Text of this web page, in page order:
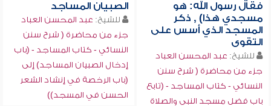
فقال رسول الله: هو
مسجدي هذا) , ذكر
المسجد الذي أسس على
التقوى
للشيخ: عبد المحسن العباد
جزء من محاضرة ( شرح سنن
النسائي - كتاب المساجد - (تابع
باب فضل مسجد النبي والصلاة
الصبيان المساجد
للشيخ: عبد المحسن العباد
جزء من محاضرة ( شرح سنن
النسائي - كتاب المساجد - (باب
إدخال الصبيان المساجد) إلى
(باب الرخصة في إنشاد الشعر
الحسن في المسجد))